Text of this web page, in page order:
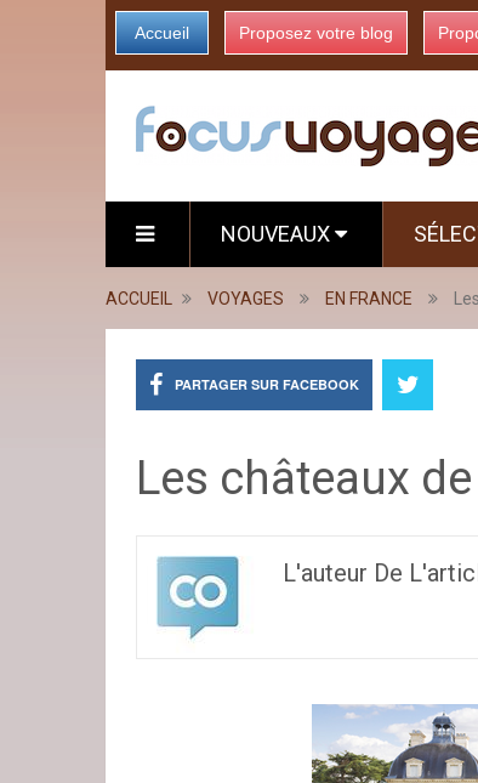
Accueil Proposez votre blog
NOUVEAUX
ACCUEIL VOYAGES EN FRANCE
PARTAGER SUR FACEBOOK
Les châteaux
L'auteur De